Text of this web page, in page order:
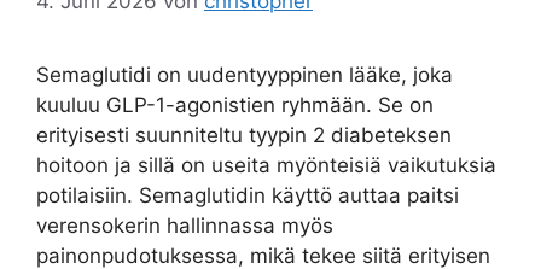
Semaglutidi on uudentyyppinen lääke, joka
kuuluu GLP-1-agonistien ryhmään. Se on
erityisesti suunniteltu tyypin 2 diabeteksen
hoitoon ja sillä on useita myönteisiä vaikutuksia
potilaisiin. Semaglutidin käyttö auttaa paitsi
verensokerin hallinnassa myös
painonpudotuksessa, mikä tekee siitä erityisen